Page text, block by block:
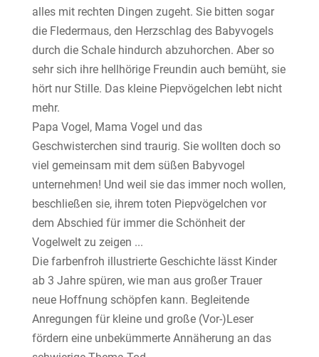
alles mit rechten Dingen zugeht. Sie bitten sogar
die Fledermaus, den Herzschlag des Babyvogels
durch die Schale hindurch abzuhorchen. Aber so
sehr sich ihre hellhörige Freundin auch bemüht, sie
hört nur Stille. Das kleine Piepvögelchen lebt nicht
mehr.
Papa Vogel, Mama Vogel und das
Geschwisterchen sind traurig. Sie wollten doch so
viel gemeinsam mit dem süßen Babyvogel
unternehmen! Und weil sie das immer noch wollen,
beschließen sie, ihrem toten Piepvögelchen vor
dem Abschied für immer die Schönheit der
Vogelwelt zu zeigen ...
Die farbenfroh illustrierte Geschichte lässt Kinder
ab 3 Jahre spüren, wie man aus großer Trauer
neue Hoffnung schöpfen kann. Begleitende
Anregungen für kleine und große (Vor-)Leser
fördern eine unbekümmerte Annäherung an das